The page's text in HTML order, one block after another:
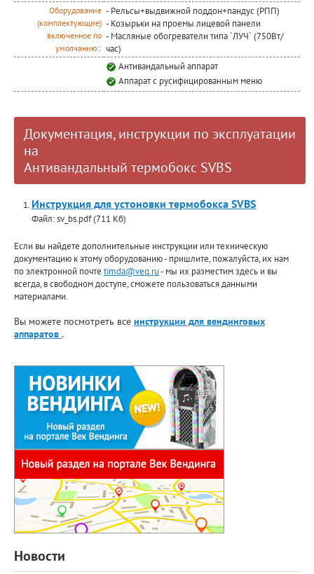
Оборудование
(комплектующие)
включенное по
умолчанию::
- Рельсы+выдвижной поддон+пандус (РПП)
- Козырьки на проемы лицевой панели
- Масляные обогреватели типа `ЛУЧ` (750Вт/
час)
Антивандальный аппарат
Аппарат с русифицированным меню
Документация, инструкции по эксплуатации
на
Антивандальный термобокс SVBS
Инструкция для устоновки термобокса SVBS
Файл: sv_bs.pdf (711 Кб)
Если вы найдете дополнительные инструкции или техническую
документацию к этому оборудованию - пришлите, пожалуйста, их нам
по электронной почте timda@veq.ru- мы их разместим здесь и вы
всегда, в свободном доступе, сможете пользоваться данными
материалами.
Вы можете посмотреть все инструкции для вендинговых
аппаратов .
Новости